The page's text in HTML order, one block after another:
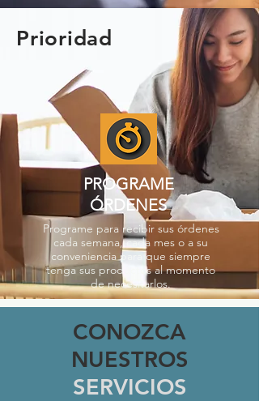
Prioridad
PROGRAME
ÓRDENES
Programe para recibir sus órdenes
cada semana, cada mes o a su
conveniencia para que siempre
tenga sus productos al momento
de necesitarlos.
CONOZCA
NUESTROS
SERVICIOS